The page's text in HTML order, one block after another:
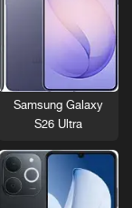
Samsung Galaxy
S26 Ultra